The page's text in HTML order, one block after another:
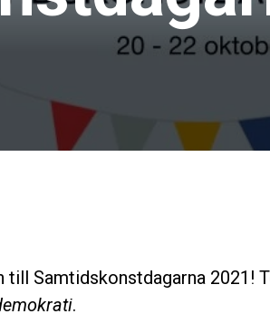
till Samtidskonstdagarna 2021!
.